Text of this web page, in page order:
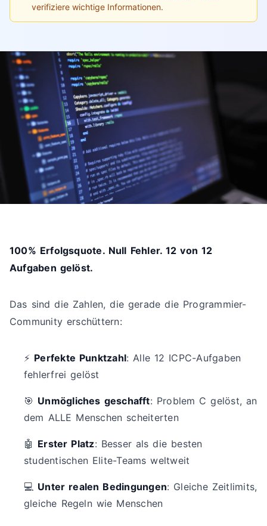
verifiziere wichtige Informationen.
100% Erfolgsquote. Null Fehler. 12 von 12
Aufgaben gelöst.
Das sind die Zahlen, die gerade die Programmier-
Community erschüttern:
⚡ Perfekte Punktzahl: Alle 12 ICPC-Aufgaben
fehlerfrei gelöst
🎯 Unmögliches geschafft: Problem C gelöst, an
dem ALLE Menschen scheiterten
🤖 Erster Platz: Besser als die besten
studentischen Elite-Teams weltweit
💻 Unter realen Bedingungen: Gleiche Zeitlimits,
gleiche Regeln wie Menschen